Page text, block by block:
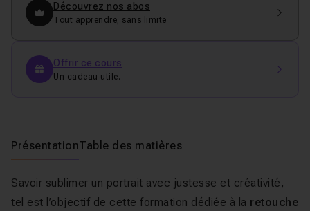
Découvrez nos abos
Tout apprendre, sans limite
Offrir ce cours
Un cadeau utile.
PrésentationTable des matières
Savoir sublimer un portrait avec justesse et créativité,
tel est l’objectif de cette formation dédiée à la retouche